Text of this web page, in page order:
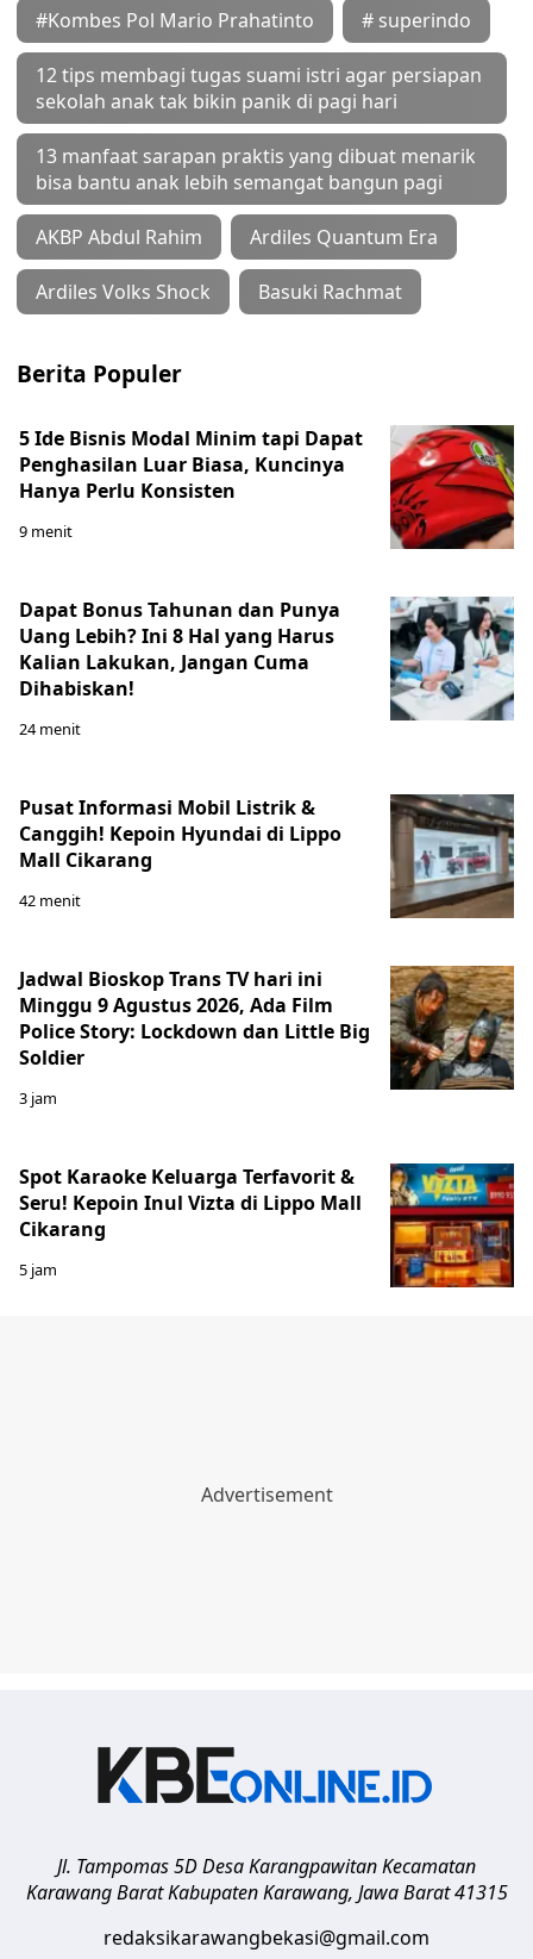
#Kombes Pol Mario Prahatinto # superindo
12 tips membagi tugas suami istri agar persiapan
sekolah anak tak bikin panik di pagi hari
13 manfaat sarapan praktis yang dibuat menarik
bisa bantu anak lebih semangat bangun pagi
AKBP Abdul Rahim Ardiles Quantum Era
Ardiles Volks Shock Basuki Rachmat
Berita Populer
5 Ide Bisnis Modal Minim tapi Dapat
Penghasilan Luar Biasa, Kuncinya
Hanya Perlu Konsisten
9 menit
Dapat Bonus Tahunan dan Punya
Uang Lebih? Ini 8 Hal yang Harus
Kalian Lakukan, Jangan Cuma
Dihabiskan!
24 menit
Pusat Informasi Mobil Listrik &
Canggih! Kepoin Hyundai di Lippo
Mall Cikarang
42 menit
Jadwal Bioskop Trans TV hari ini
Minggu 9 Agustus 2026, Ada Film
Police Story: Lockdown dan Little Big
Soldier
3 jam
Spot Karaoke Keluarga Terfavorit &
Seru! Kepoin Inul Vizta di Lippo Mall
Cikarang
5 jam
Jl. Tampomas 5D Desa Karangpawitan Kecamatan
Karawang Barat Kabupaten Karawang, Jawa Barat 41315
redaksikarawangbekasi@gmail.com